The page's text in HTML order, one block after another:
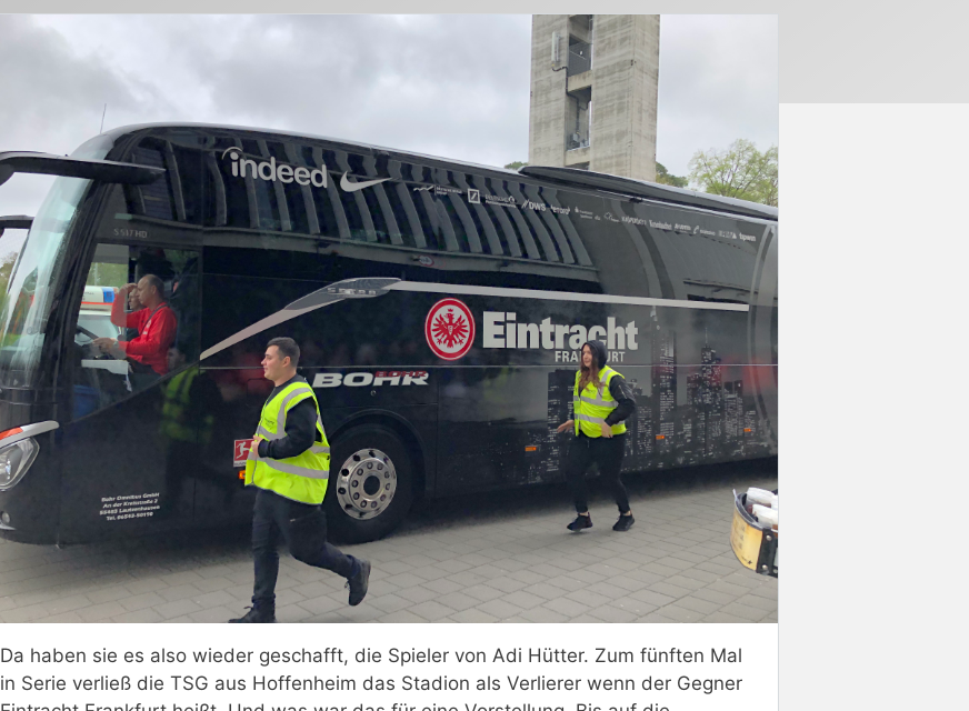
Da haben sie es also wieder geschafft, die Spieler von Adi Hütter. Zum fünften Mal
in Serie verließ die TSG aus Hoffenheim das Stadion als Verlierer wenn der Gegner